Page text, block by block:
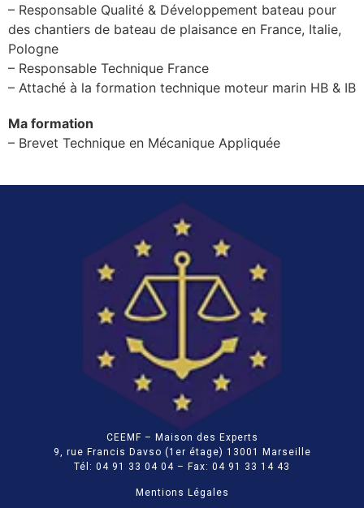
– Responsable Qualité & Développement bateau pour
des chantiers de bateau de plaisance en France, Italie,
Pologne
– Responsable Technique France
– Attaché à la formation technique moteur marin HB & IB
Ma formation
– Brevet Technique en Mécanique Appliquée
CEEMF – Maison des Experts
9, rue Francis Davso (1er étage) 13001 Marseille
Tél: 04 91 33 04 04 – Fax: 04 91 33 14 43
Mentions Légales